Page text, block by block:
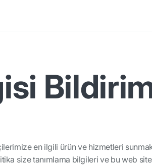
en ilgili ürün ve hizmetleri
size tanımlama bilgileri ve bu web